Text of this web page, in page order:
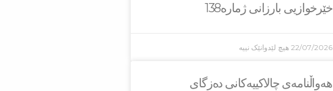
خێرخوازیی بارزانی ژمارە138
22/07/2026 هیچ لێدوانێک نییە
هەواڵنامەی چالاکییەکانی دەزگای